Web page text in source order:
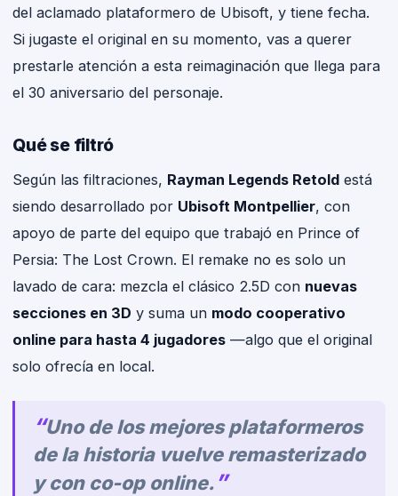
del aclamado plataformero de Ubisoft, y tiene fecha.
Si jugaste el original en su momento, vas a querer
prestarle atención a esta reimaginación que llega para
el 30 aniversario del personaje.
Qué se filtró
Según las filtraciones, Rayman Legends Retold está
siendo desarrollado por Ubisoft Montpellier, con
apoyo de parte del equipo que trabajó en Prince of
Persia: The Lost Crown. El remake no es solo un
lavado de cara: mezcla el clásico 2.5D con nuevas
secciones en 3D y suma un modo cooperativo
online para hasta 4 jugadores —algo que el original
solo ofrecía en local.
Uno de los mejores plataformeros
de la historia vuelve remasterizado
y con co-op online.